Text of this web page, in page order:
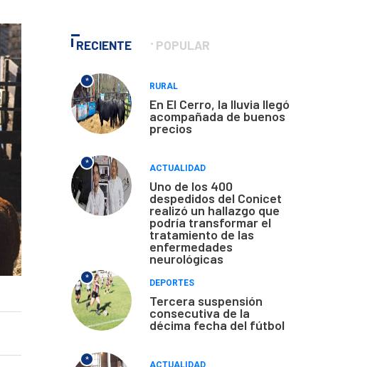
RECIENTE POPULAR
*
RURAL
En El Cerro, la lluvia llegó
acompañada de buenos
precios
*
ACTUALIDAD
Uno de los 400
despedidos del Conicet
realizó un hallazgo que
podría transformar el
tratamiento de las
enfermedades
neurológicas
*
DEPORTES
Tercera suspensión
consecutiva de la
décima fecha del fútbol
*
ACTUALIDAD